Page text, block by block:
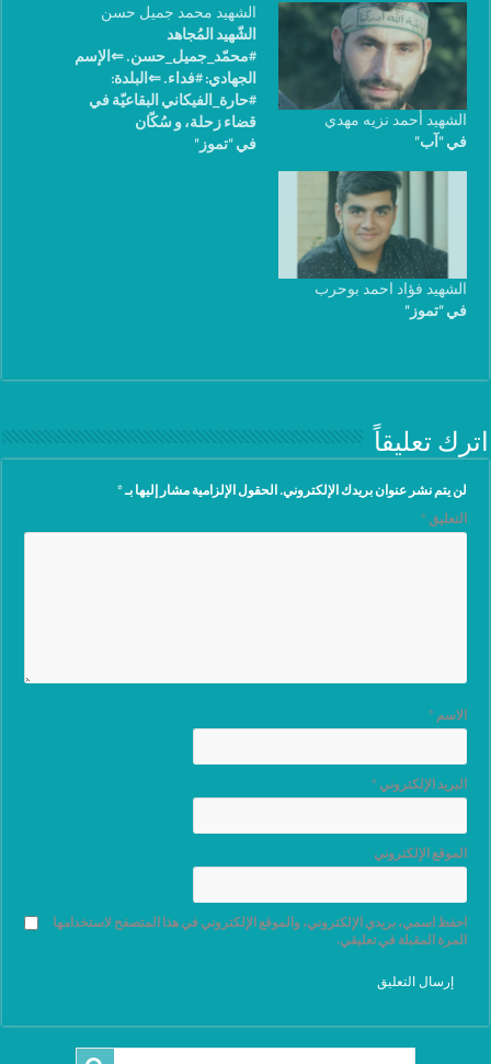
الشهيد أحمد نزيه مهدي
في "آب"
الشهيد محمد جميل حسن
الشّهيد المُجاهد
#محمّد_جميل_حسن. ⇐الإسم
الجهادي: #فداء. ⇐البلدة:
#حارة_الفيكاني البقاعيّة في
قضاء زحلة، و سُكّان
#علي_النّهري في قضاء زحلة
في "تموز"
الشهيد فؤاد احمد بوحرب
في "تموز"
اترك تعليقاً
لن يتم نشر عنوان بريدك الإلكتروني. الحقول الإلزامية مشار إليها بـ*
التعليق*
الاسم*
البريد الإلكتروني*
الموقع الإلكتروني
احفظ اسمي، بريدي الإلكتروني، والموقع الإلكتروني في هذا المتصفح لاستخدامها
المرة المقبلة في تعليقي.